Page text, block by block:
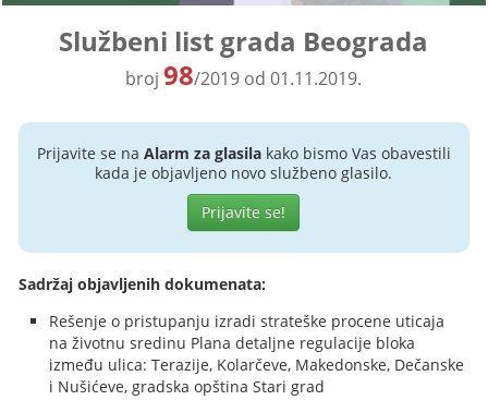
Službeni list grada Beograda
broj98/2019 od 01.11.2019.
Prijavite se na Alarm za glasilakako bismo Vas obavestili
kada je objavljeno novo službeno glasilo.
Prijavite se!
Sadržaj objavljenih dokumenata:
Rešenje o pristupanju izradi strateške procene uticaja
na životnu sredinu Plana detaljne regulacije bloka
između ulica: Terazije, Kolarčeve, Makedonske, Dečanske
i Nušićeve, gradska opština Stari grad